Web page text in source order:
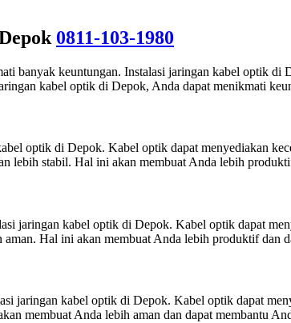
0811-103-1980
banyak keuntungan. Instalasi jaringan kabel optik di
kabel optik di Depok, Anda dapat menikmati
optik di Depok. Kabel optik dapat menyediakan
lebih stabil. Hal ini akan membuat Anda lebih
jaringan kabel optik di Depok. Kabel optik dapat
Hal ini akan membuat Anda lebih produktif dan
jaringan kabel optik di Depok. Kabel optik dapat
membuat Anda lebih aman dan dapat membantu